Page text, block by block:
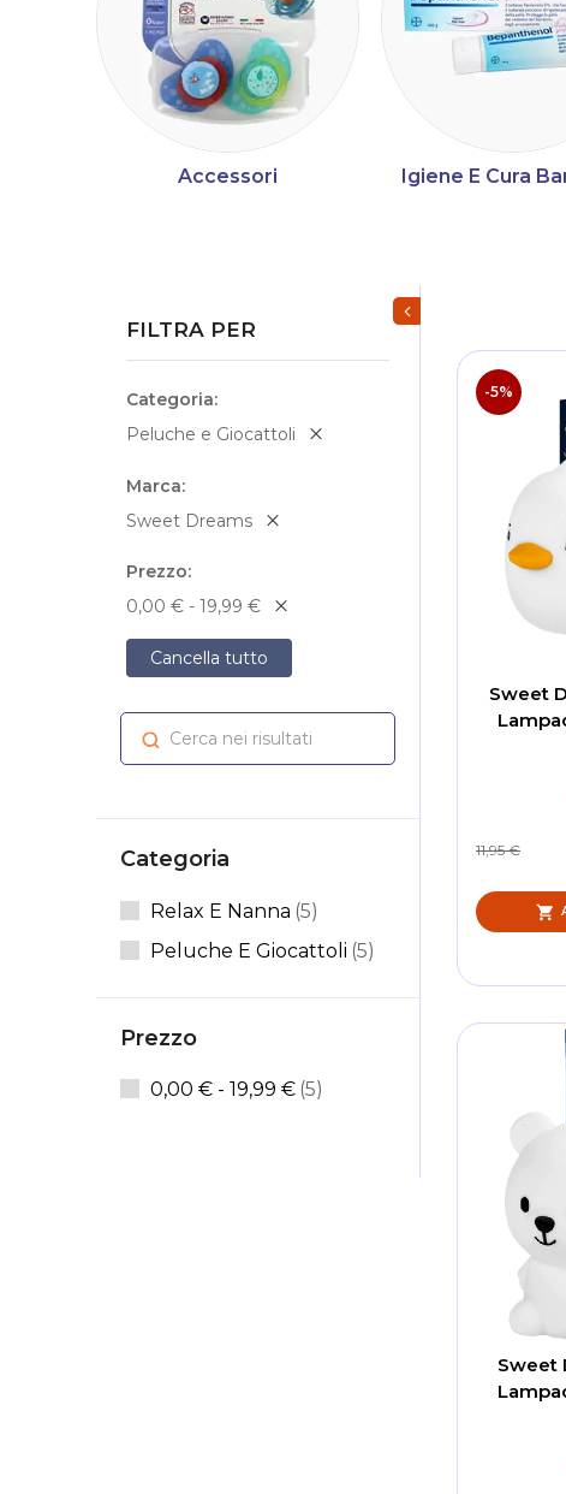
Accessori Igiene E Cura
-5%
Sweet
11,95 €
Sweet
FILTRA PER
Categoria
Peluche e Giocattoli
Marca
Sweet Dreams
Prezzo
0,00 € - 19,99 €
Cancella tutto
Cerca nei risultati Cerca
Categoria
Relax E Nanna 5Articoli
Peluche E Giocattoli 5Articoli
Prezzo
0,00 € - 19,99 € 5articoli
Mostra/Nascondi filtri